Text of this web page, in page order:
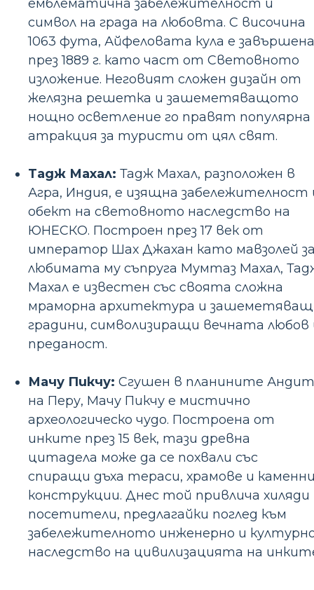
емблематична забележителност и
символ на града на любовта. С височина
1063 фута, Айфеловата кула е завършена
през 1889 г. като част от Световното
изложение. Неговият сложен дизайн от
желязна решетка и зашеметяващото
нощно осветление го правят популярна
атракция за туристи от цял ​​свят.
Тадж Махал: Тадж Махал, разположен в
Агра, Индия, е изящна забележителност
обект на световното наследство на
ЮНЕСКО. Построен през 17 век от
император Шах Джахан като мавзолей
любимата му съпруга Мумтаз Махал,
Махал е известен със своята сложна
мраморна архитектура и
градини, символизиращи вечната любов
преданост.
Мачу Пикчу: Сгушен в планините
на Перу, Мачу Пикчу е мистично
археологическо чудо. Построена от
инките през 15 век, тази древна
цитадела може да се похвали със
спиращи дъха тераси, храмове и
конструкции. Днес той привлича хиляди
посетители, предлагайки поглед към
забележителното инженерно и
наследство на цивилизацията на